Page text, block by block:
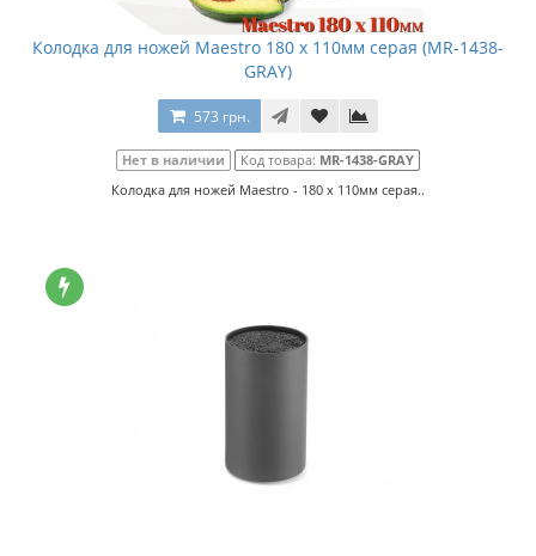
Колодка для ножей Maestro 180 x 110мм серая (MR-1438-
GRAY)
573 грн.
Нет в наличии Код товара: MR-1438-GRAY
Колодка для ножей Maestro - 180 x 110мм серая..